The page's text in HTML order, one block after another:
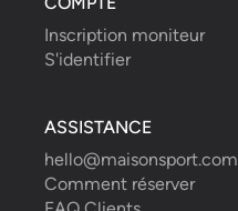
Inscription moniteur
S'identifier
ASSISTANCE
hello@maisonsport.com
Comment réserver